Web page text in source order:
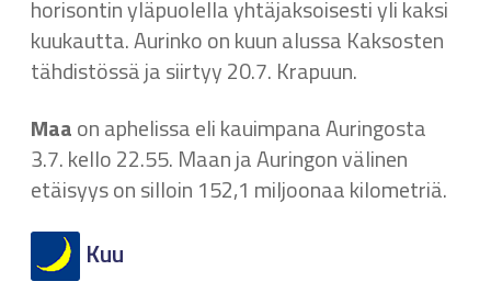
horisontin yläpuolella yhtäjaksoisesti yli kaksi
kuukautta. Aurinko on kuun alussa Kaksosten
tähdistössä ja siirtyy 20.7. Krapuun.
Maaon aphelissa eli kauimpana Auringosta
3.7. kello 22.55. Maan ja Auringon välinen
etäisyys on silloin 152,1 miljoonaa kilometriä.
Kuu